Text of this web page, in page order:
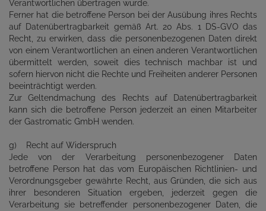
Verantwortlichen übertragen wurde.
Ferner hat die betroffene Person bei der Ausübung ihres Rechts
auf Datenübertragbarkeit gemäß Art. 20 Abs. 1 DS-GVO das
Recht, zu erwirken, dass die personenbezogenen Daten direkt
von einem Verantwortlichen an einen anderen Verantwortlichen
übermittelt werden, soweit dies technisch machbar ist und
sofern hiervon nicht die Rechte und Freiheiten anderer Personen
beeinträchtigt werden.
Zur Geltendmachung des Rechts auf Datenübertragbarkeit
kann sich die betroffene Person jederzeit an einen Mitarbeiter
der Gastromatic GmbH wenden.
g) Recht auf Widerspruch
Jede von der Verarbeitung personenbezogener Daten
betroffene Person hat das vom Europäischen Richtlinien- und
Verordnungsgeber gewährte Recht, aus Gründen, die sich aus
ihrer besonderen Situation ergeben, jederzeit gegen die
Verarbeitung sie betreffender personenbezogener Daten, die